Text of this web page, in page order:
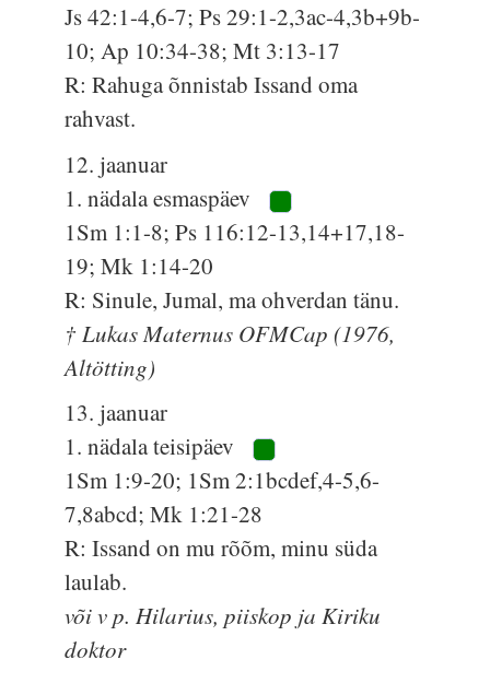
Js 42:1-4,6-7; Ps 29:1-2,3ac-4,3b+9b-
10; Ap 10:34-38; Mt 3:13-17
R: Rahuga õnnistab Issand oma
rahvast.
12. jaanuar
1. nädala esmaspäev
1Sm 1:1-8; Ps 116:12-13,14+17,18-
19; Mk 1:14-20
R: Sinule, Jumal, ma ohverdan tänu.
† Lukas Maternus OFMCap (1976,
Altötting)
13. jaanuar
1. nädala teisipäev
1Sm 1:9-20; 1Sm 2:1bcdef,4-5,6-
7,8abcd; Mk 1:21-28
R: Issand on mu rõõm, minu süda
laulab.
või v p. Hilarius, piiskop ja Kiriku
doktor